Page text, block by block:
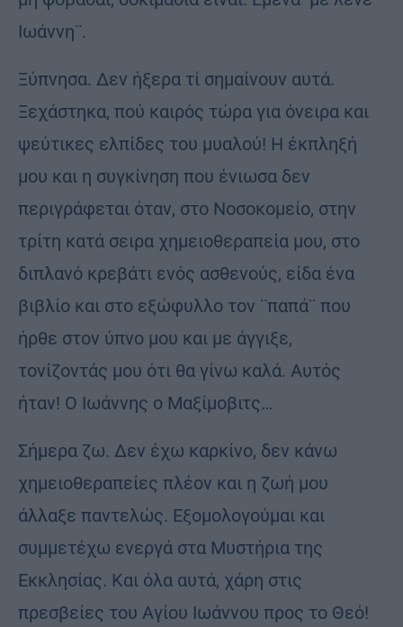
Ιωάννη¨.
Ξύπνησα. Δεν ήξερα τί σημαίνουν αυτά.
Ξεχάστηκα, πού καιρός τώρα για όνειρα και
ψεύτικες ελπίδες του μυαλού! Η έκπληξή
μου και η συγκίνηση που ένιωσα δεν
περιγράφεται όταν, στο Νοσοκομείο, στην
τρίτη κατά σειρα χημειοθεραπεία μου, στο
διπλανό κρεβάτι ενός ασθενούς, είδα ένα
βιβλίο και στο εξώφυλλο τον ¨παπά¨ που
ήρθε στον ύπνο μου και με άγγιξε,
τονίζοντάς μου ότι θα γίνω καλά. Αυτός
ήταν! Ο Ιωάννης ο Μαξίμοβιτς…
Σήμερα ζω. Δεν έχω καρκίνο, δεν κάνω
χημειοθεραπείες πλέον και η ζωή μου
άλλαξε παντελώς. Εξομολογούμαι και
συμμετέχω ενεργά στα Μυστήρια της
Εκκλησίας. Και όλα αυτά, χάρη στις
πρεσβείες του Αγίου Ιωάννου προς το Θεό!